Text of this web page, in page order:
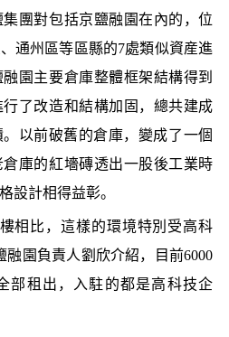
對包括京鹽融園在內的，位
通州區等區縣的7處類似資産進
園主要倉庫整體框架結構得到
了改造和結構加固，總共建成
以前破舊的倉庫，變成了一個
庫的紅墻磚透出一股後工業時
設計相得益彰。
比，這樣的環境特別受高科
融園負責人劉欣介紹，目前6000
部租出，入駐的都是高科技企